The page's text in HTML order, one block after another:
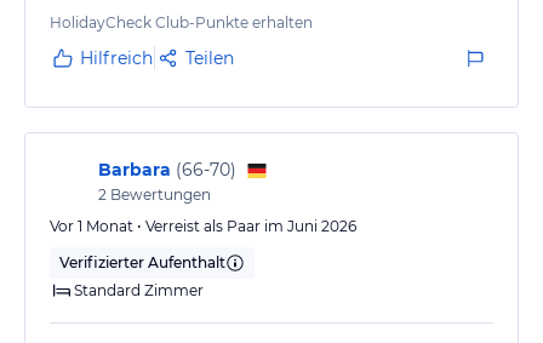
HolidayCheck Club-Punkte erhalten
Hilfreich Teilen
Barbara (66-70)
2 Bewertungen
Vor 1 Monat • Verreist als Paar im Juni 2026
Verifizierter Aufenthalt
Standard Zimmer